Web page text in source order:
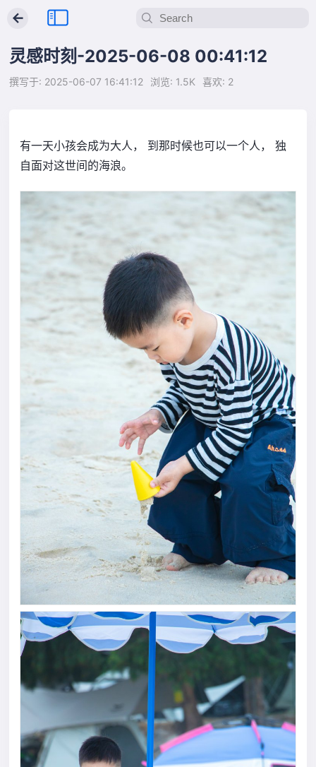
←
灵感时刻-2025-06-08 00:41:12
撰写于: 2025-06-07 16:41:12 浏览: 1.5K 喜欢: 2
有一天小孩会成为大人， 到那时候也可以一个人， 独
自面对这世间的海浪。